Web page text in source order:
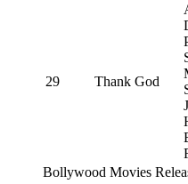
29 Thank God
Bollywood Movies